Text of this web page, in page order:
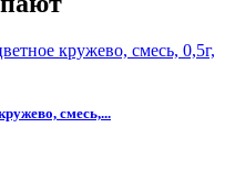
смесь,...